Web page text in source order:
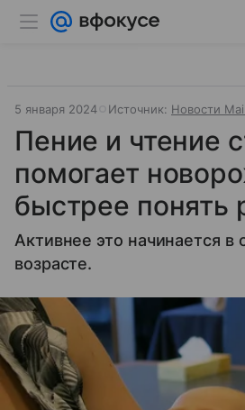
5 января 2024 Источник: Новости Mail
Пение и чтение
помогает
быстрее понять
Активнее это начинается
возрасте.